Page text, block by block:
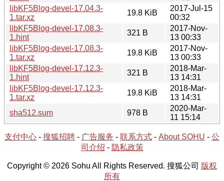
libKF5Blog-devel-17.04.3-
1.tar.xz
19.8 KiB
2017-Jul-15
00:32
libKF5Blog-devel-17.08.3-
1.hint
321 B
2017-Nov-
13 00:33
libKF5Blog-devel-17.08.3-
1.tar.xz
19.8 KiB
2017-Nov-
13 00:33
libKF5Blog-devel-17.12.3-
1.hint
321 B
2018-Mar-
13 14:31
libKF5Blog-devel-17.12.3-
1.tar.xz
19.8 KiB
2018-Mar-
13 14:31
sha512.sum
978 B
2020-Mar-
11 15:14
支付中心 - 搜狐招聘 - 广告服务 - 联系方式 - About SOHU - 公
司介绍 - 隐私政策
Copyright © 2026 Sohu All Rights Reserved. 搜狐公司 版权
所有